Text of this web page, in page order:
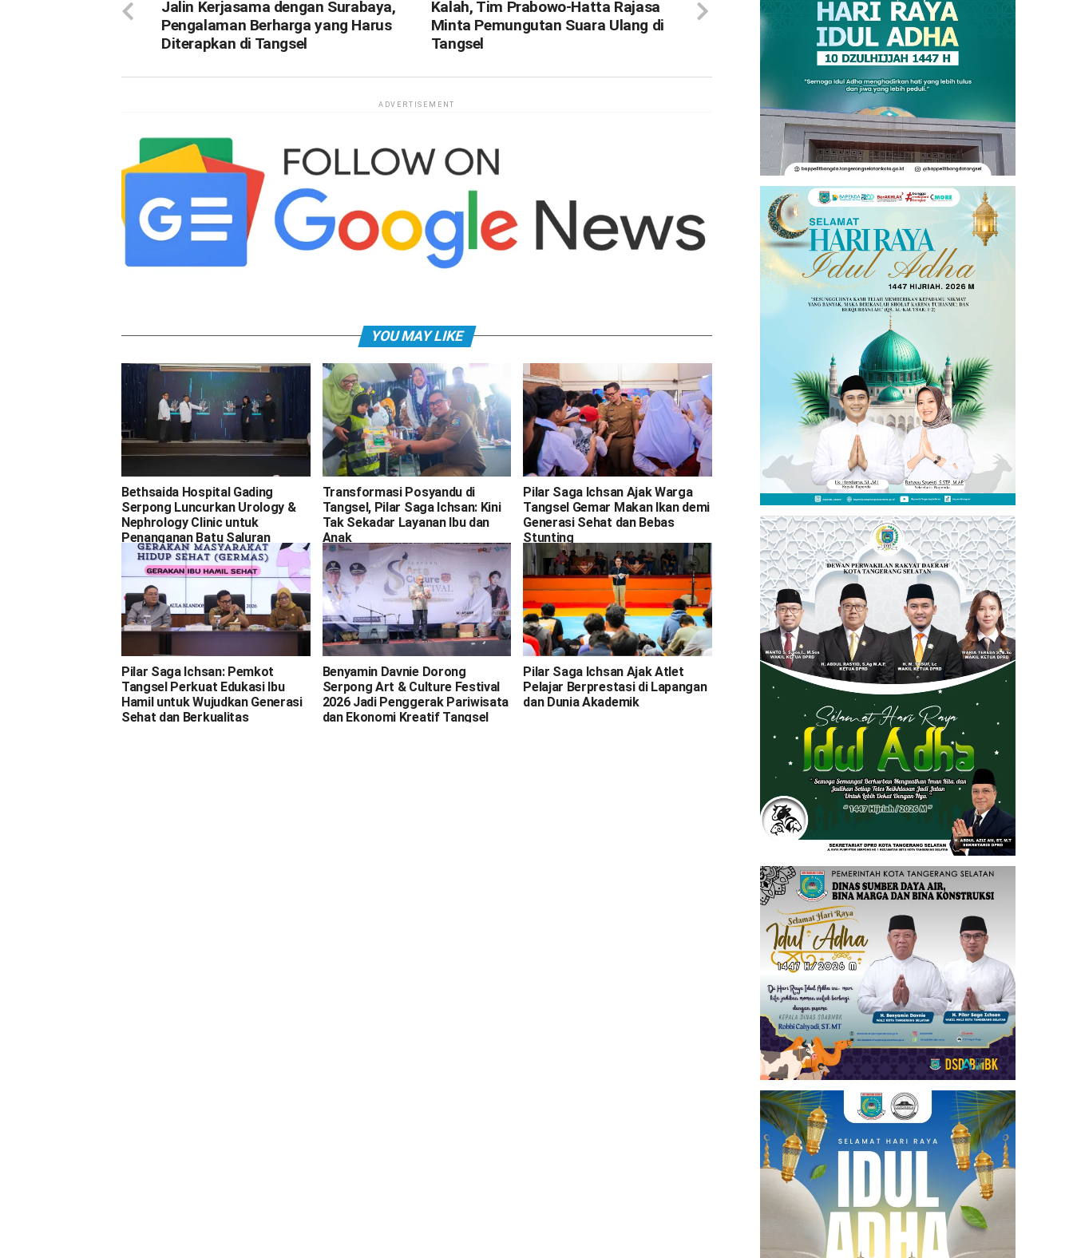
Kalah, Tim Prabowo-Hatta Rajasa
Minta Pemungutan Suara Ulang di
Tangsel
Jalin Kerjasama dengan Surabaya,
Pengalaman Berharga yang Harus
Diterapkan di Tangsel
ADVERTISEMENT
YOU MAY LIKE
Bethsaida Hospital Gading
Serpong Luncurkan Urology &
Nephrology Clinic untuk
Penanganan Batu Saluran
Kemih, Ginjal, dan Prostat
Transformasi Posyandu di
Tangsel, Pilar Saga Ichsan: Kini
Tak Sekadar Layanan Ibu dan
Anak
Pilar Saga Ichsan Ajak Warga
Tangsel Gemar Makan Ikan demi
Generasi Sehat dan Bebas
Stunting
Pilar Saga Ichsan: Pemkot
Tangsel Perkuat Edukasi Ibu
Hamil untuk Wujudkan Generasi
Sehat dan Berkualitas
Benyamin Davnie Dorong
Serpong Art & Culture Festival
2026 Jadi Penggerak Pariwisata
dan Ekonomi Kreatif Tangsel
Pilar Saga Ichsan Ajak Atlet
Pelajar Berprestasi di Lapangan
dan Dunia Akademik